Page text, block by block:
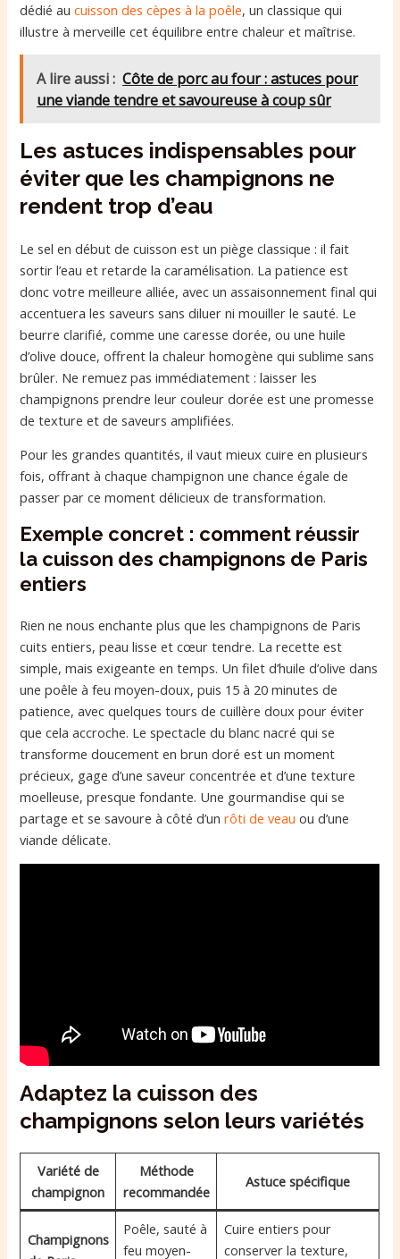
dédié aucuisson des cèpes à la poêle, un classique qui
illustre à merveille cet équilibre entre chaleur et maîtrise.
A lire aussi : Côte de porc au four : astuces pour
une viande tendre et savoureuse à coup sûr
Les astuces indispensables pour
éviter que les champignons ne
rendent trop d’eau
Le sel en début de cuisson est un piège classique : il fait
sortir l’eau et retarde la caramélisation. La patience est
donc votre meilleure alliée, avec un assaisonnement final qui
accentuera les saveurs sans diluer ni mouiller le sauté. Le
beurre clarifié, comme une caresse dorée, ou une huile
d’olive douce, offrent la chaleur homogène qui sublime sans
brûler. Ne remuez pas immédiatement : laisser les
champignons prendre leur couleur dorée est une promesse
de texture et de saveurs amplifiées.
Pour les grandes quantités, il vaut mieux cuire en plusieurs
fois, offrant à chaque champignon une chance égale de
passer par ce moment délicieux de transformation.
Exemple concret : comment réussir
la cuisson des champignons de Paris
entiers
Rien ne nous enchante plus que les champignons de Paris
cuits entiers, peau lisse et cœur tendre. La recette est
simple, mais exigeante en temps. Un filet d’huile d’olive dans
une poêle à feu moyen-doux, puis 15 à 20 minutes de
patience, avec quelques tours de cuillère doux pour éviter
que cela accroche. Le spectacle du blanc nacré qui se
transforme doucement en brun doré est un moment
précieux, gage d’une saveur concentrée et d’une texture
moelleuse, presque fondante. Une gourmandise qui se
partage et se savoure à côté d’unrôti de veau ou d’une
viande délicate.
Adaptez la cuisson des
champignons selon leurs variétés
Variété de
champignon
Méthode
recommandée
Astuce spécifique
Champignons
Poêle, sauté à
feu moyen-
Cuire entiers pour
conserver la texture,